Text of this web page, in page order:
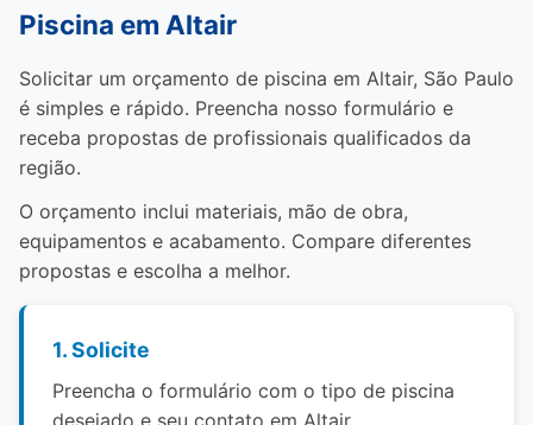
Piscina em Altair
Solicitar um orçamento de piscina em Altair, São Paulo
é simples e rápido. Preencha nosso formulário e
receba propostas de profissionais qualificados da
região.
O orçamento inclui materiais, mão de obra,
equipamentos e acabamento. Compare diferentes
propostas e escolha a melhor.
1. Solicite
Preencha o formulário com o tipo de piscina
desejado e seu contato em Altair.